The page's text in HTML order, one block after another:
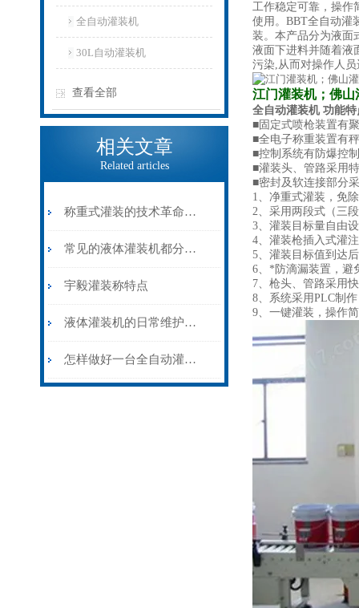
全自动灌装机
30L自动灌装机
查看全部
相关文章
Related articles
称重式灌装的技术革命——灌装称在大容量物料计量中的精准应用
常见的液体灌装机都分为哪几类？
宇毅灌装称特点
液体灌装机的日常维护和保养
怎样做好一台全自动灌装机？
工作稳定可靠，操作
使用。BBT全自动灌
装。本产品分为液面
液面下进料并随着液
污染,从而对操作人
江门灌装机；佛山
全自动灌装机 功能特
■固定式喷枪装置有
■全电子称重装置有
■控制系统有防爆控
■灌装头、管路采用
■密封及软连接部分
1、净重式灌装，免
2、采用两段式（三
3、灌装目标量自由
4、灌装枪插入式灌
5、灌装目标值到达
6、*防滴漏装置，避
7、枪头、管路采用
8、系统采用PLC制
9、一键灌装，操作